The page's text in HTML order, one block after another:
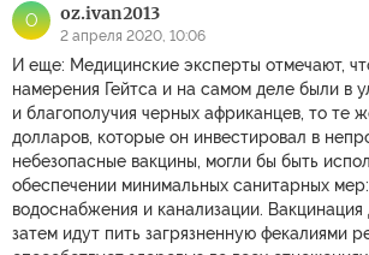
O oz.ivan2013
2 апреля 2020, 10:06
И еще: Медицинские эксперты отмечают,
намерения Гейтса и на самом деле были в
и благополучия черных африканцев, то те
долларов, которые он инвестировал в
небезопасные вакцины, могли бы быть
обеспечении минимальных санитарных
водоснабжения и канализации. Вакцинация
затем идут пить загрязненную фекалиями